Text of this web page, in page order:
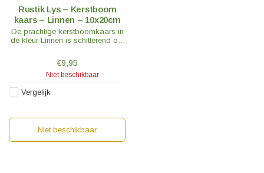
Rustik Lys – Kerstboom
kaars – Linnen – 10x20cm
De prachtige kerstboomkaars in
de kleur Linnen is schitterend om
kerstdecoraties of zet er
meerdere op tafel bij het
kerstdiner.
€9,95
Niet beschikbaar
Vergelijk
Niet beschikbaar